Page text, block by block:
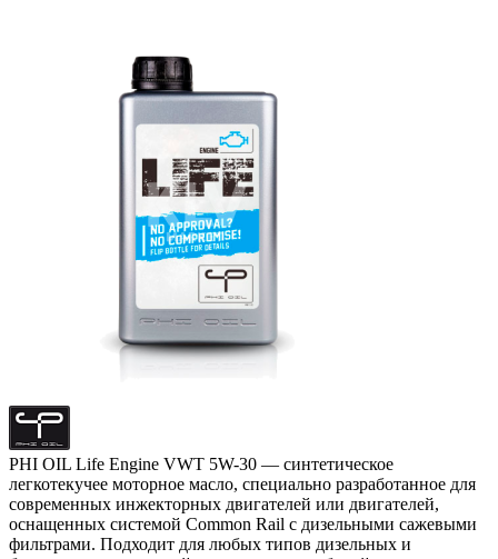
PHI OIL Life Engine VWT 5W-30 — синтетическое
легкотекучее моторное масло, специально разработанное для
современных инжекторных двигателей или двигателей,
оснащенных системой Common Rail с дизельными сажевыми
фильтрами. Подходит для любых типов дизельных и